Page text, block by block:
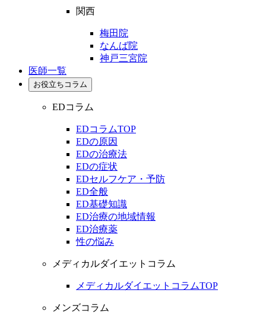
関西
梅田院
なんば院
神戸三宮院
医師一覧
お役立ちコラム
EDコラム
EDコラムTOP
EDの原因
EDの治療法
EDの症状
EDセルフケア・予防
ED全般
ED基礎知識
ED治療の地域情報
ED治療薬
性の悩み
メディカルダイエットコラム
メディカルダイエットコラムTOP
メンズコラム